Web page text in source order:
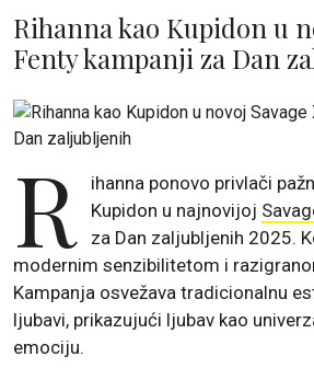
Rihanna kao Kupidon u
Fenty kampanji za Dan
R
ihanna ponovo privlači
Kupidon u najnovijoj
za Dan zaljubljenih 2025.
modernim senzibilitetom i
Kampanja osvežava tradicionalnu
ljubavi, prikazujući ljubav kao
emociju.